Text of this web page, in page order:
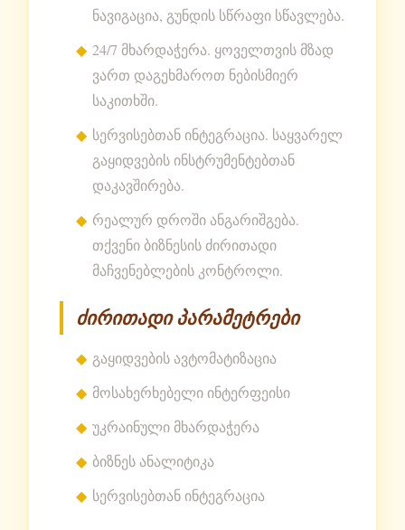
ნავიგაცია, გუნდის სწრაფი სწავლება.
24/7 მხარდაჭერა. ყოველთვის მზად
ვართ დაგეხმაროთ ნებისმიერ
საკითხში.
სერვისებთან ინტეგრაცია. საყვარელ
გაყიდვების ინსტრუმენტებთან
დაკავშირება.
რეალურ დროში ანგარიშგება.
თქვენი ბიზნესის ძირითადი
მაჩვენებლების კონტროლი.
ძირითადი პარამეტრები
გაყიდვების ავტომატიზაცია
მოსახერხებელი ინტერფეისი
უკრაინული მხარდაჭერა
ბიზნეს ანალიტიკა
სერვისებთან ინტეგრაცია